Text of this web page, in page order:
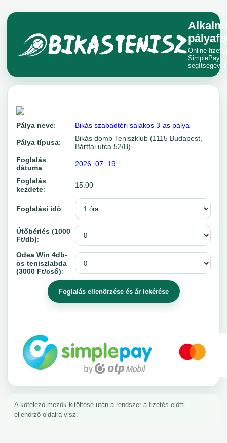
Alkalmi
Online
SimplePay
segítségével.
Pálya neve: Bikás szabadtéri salakos 3-as pálya
Pálya típusa:
Bikás domb Teniszklub (1115 Budapest,
Bártfai utca 52/B)
Foglalás
dátuma: 2026. 07. 19.
Foglalás
kezdete: 15:00
Foglalási idõ:
Ütőbérlés (1000
Ft/db):
Odea Win 4db-
os teniszlabda
(3000 Ft/cső):
A kötelező mezők kitöltése után a rendszer a fizetés előtti
ellenőrző oldalra visz.